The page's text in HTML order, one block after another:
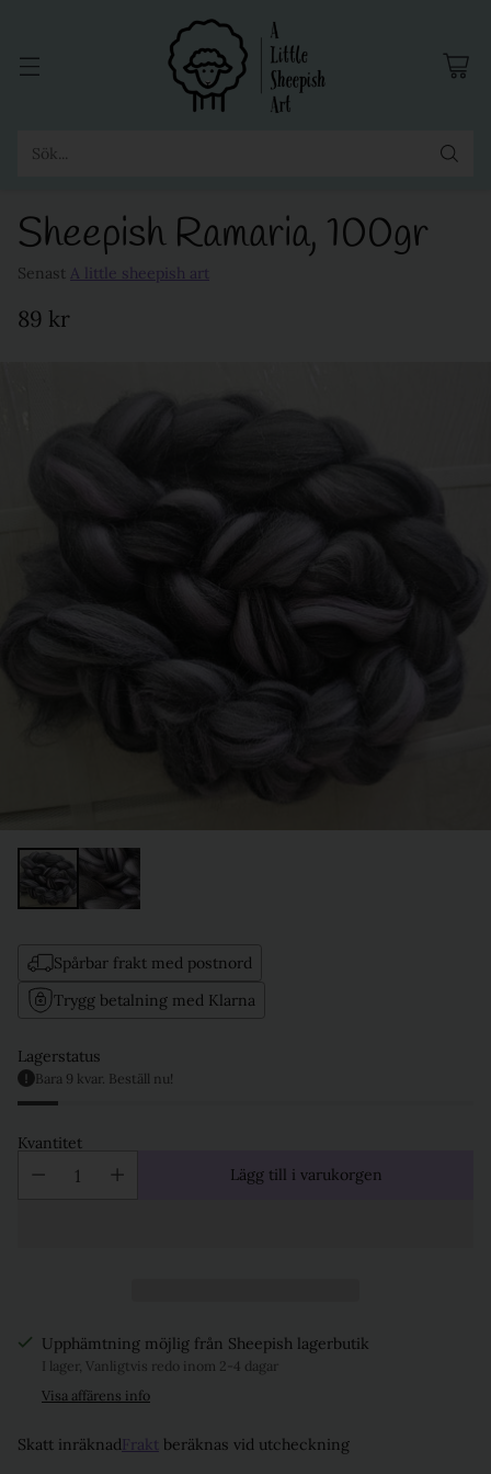
Sök...
Sheepish Ramaria, 100gr
Senast A little sheepish art
Ordinarie
89 kr
Spårbar frakt med postnord
Trygg betalning med Klarna
Lagerstatus
Bara 9 kvar. Beställ nu!
Kvantitet
Lägg till i varukorgen
Upphämtning möjlig från Sheepish lagerbutik
I lager, Vanligtvis redo inom 2-4 dagar
Visa affärens info
Skatt inräknadFrakt beräknas vid utcheckning